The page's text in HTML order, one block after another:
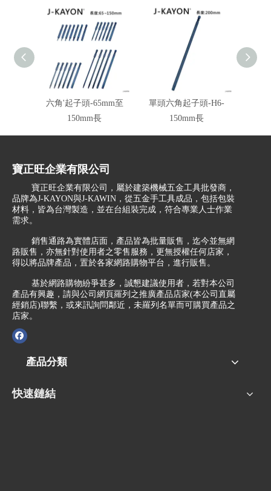
六角'起子頭-65mm至
150mm長
單頭六角起子頭-H6-
150mm長
寶正旺企業有限公司
寶正旺企業有限公司，屬於建築機械五金工具批發商，
品牌為J-KAYON與J-KAWIN，從五金手工具成品，包括包裝
材料，皆為台灣製造，並在台組裝完成，符合專業人士作業
需求。
銷售通路為實體店面，產品皆為批量販售，迄今並無網
路販售，亦無針對使用者之零售服務，更無授權任何店家，
得以將品牌產品，置於各家網路購物平台，進行販售。
基於網路購物紛爭甚多，誠懇建議使用者，若對本公司
產品有興趣，請與公司網頁羅列之推廣產品店家(本公司直屬
經銷店)聯繫，或來訊詢問鄰近，未羅列名單而可購買產品之
店家。
產品分類
快速鏈結